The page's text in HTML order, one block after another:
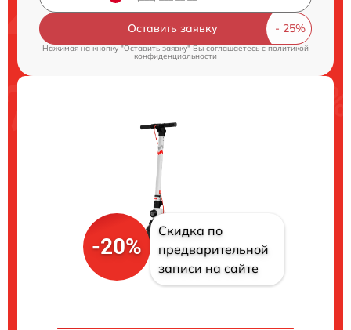
Оставить заявку
Нажимая на кнопку "Оставить заявку" Вы соглашаетесь c политикой
конфиденциальности
-20%
Скидка по
предварительной
записи на сайте